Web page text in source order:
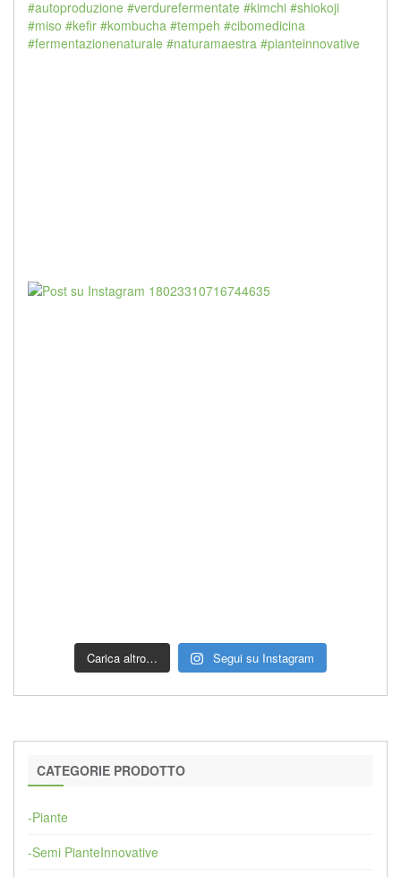
Carica altro… Segui su Instagram
CATEGORIE PRODOTTO
-Piante
-Semi PianteInnovative